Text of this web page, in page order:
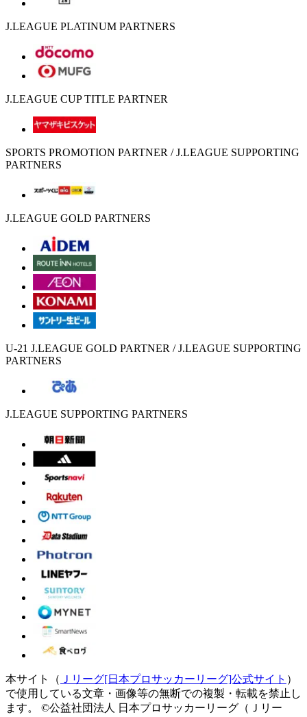
J.LEAGUE PLATINUM PARTNERS
J.LEAGUE CUP TITLE PARTNER
SPORTS PROMOTION PARTNER / J.LEAGUE SUPPORTING
PARTNERS
J.LEAGUE GOLD PARTNERS
U-21 J.LEAGUE GOLD PARTNER / J.LEAGUE SUPPORTING
PARTNERS
J.LEAGUE SUPPORTING PARTNERS
本サイト（ Ｊリーグ[日本プロサッカーリーグ]公式サイト ）
で使用している文章・画像等の無断での複製・転載を禁止し
ます。
©公益社団法人 日本プロサッカーリーグ（Ｊリー